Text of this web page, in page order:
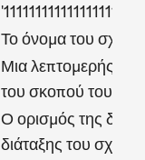
Το όνομα του
Μια λεπτομερής
του σκοπού του
Ο ορισμός της
διάταξης του